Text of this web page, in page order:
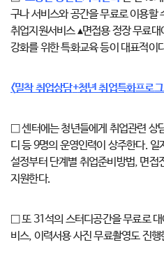
구나 서비스와 공간을 무료로 이용할
취업지원서비스 ▴면접용 정장 무료
강화를 위한 특화교육 등이 대표적이
<밀착 취업상담+청년 취업특화프로
□ 센터에는 청년들에게 취업관련 상
디 등 9명의 운영인력이 상주한다.
설정부터 단계별 취업준비방법, 면접
지원한다.
□ 또 31석의 스터디공간을 무료로
비스, 이력서용 사진 무료촬영도 진행